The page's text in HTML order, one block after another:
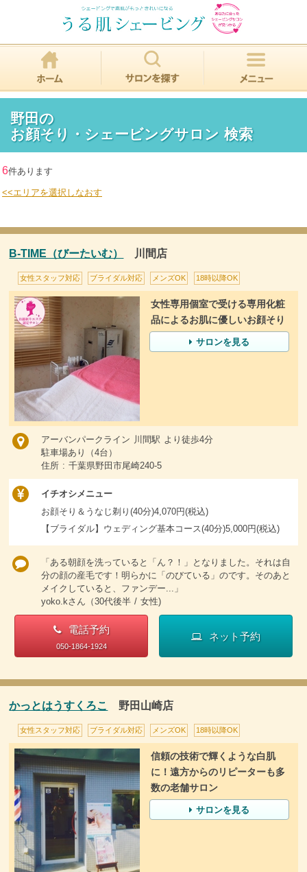
野田の
お顔そり・シェービングサロン 検索
6件あります
<<エリアを選択しなおす
B-TIME（びーたいむ） 川間店
女性スタッフ対応 ブライダル対応 メンズOK 18時以降OK
女性専用個室で受ける専用化粧
品によるお肌に優しいお顔そり
サロンを見る
アーバンパークライン 川間駅 より徒歩4分
駐車場あり（4台）
住所 : 千葉県野田市尾崎240-5
イチオシメニュー
お顔そり＆うなじ剃り(40分)4,070円(税込)
【ブライダル】ウェディング基本コース(40分)5,000円(税込)
「ある朝顔を洗っていると「ん？！」となりました。それは自
分の顔の産毛です！明らかに「のびている」のです。そのあと
メイクしていると、ファンデー...」
yoko.kさん（30代後半 / 女性)
電話予約
050-1864-1924
ネット予約
かっとはうすくろこ 野田山崎店
女性スタッフ対応 ブライダル対応 メンズOK 18時以降OK
信頼の技術で輝くような白肌
に！遠方からのリピーターも多
数の老舗サロン
サロンを見る